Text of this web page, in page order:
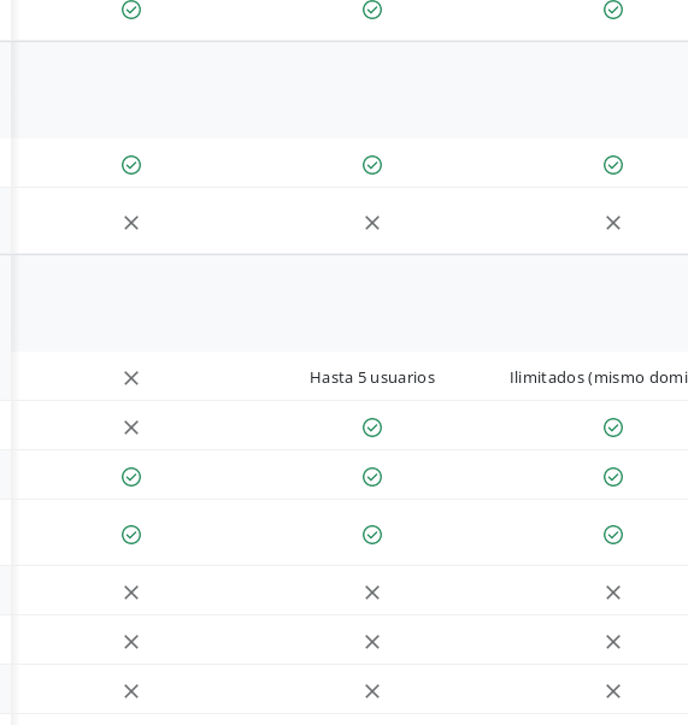
Hasta 5 usuarios Ilimitados (mismo